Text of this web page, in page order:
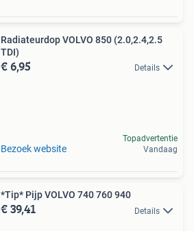
Radiateurdop VOLVO 850 (2.0,2.4,2.5
TDI)
€ 6,95 Details
Bezoek website
Topadvertentie
Vandaag
*Tip* Pijp VOLVO 740 760 940
€ 39,41 Details